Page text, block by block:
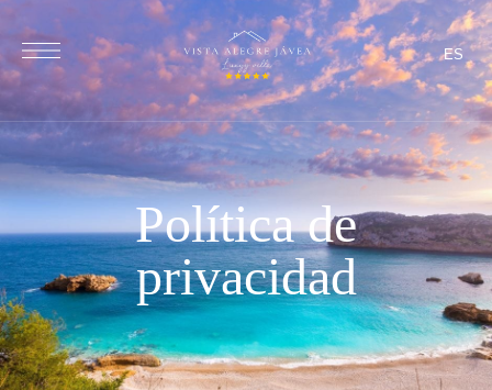
ES
Política de
privacidad